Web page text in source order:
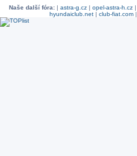
Naše další fóra: | astra-g.cz | opel-astra-h.cz |
hyundaiclub.net| club-fiat.com|